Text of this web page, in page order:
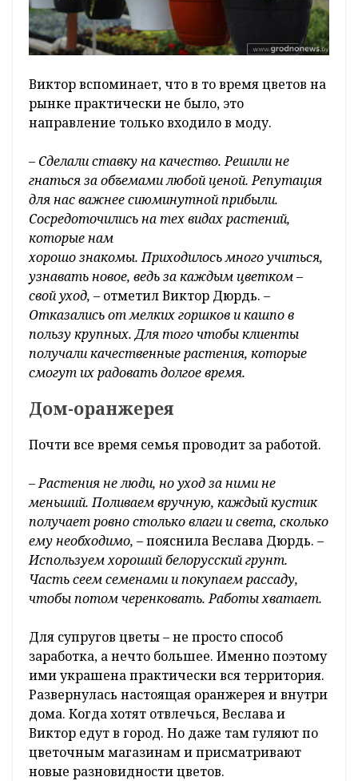
Виктор вспоминает, что в то время цветов на
рынке практически не было, это
направление только входило в моду.
– Сделали ставку на качество. Решили не
гнаться за объемами любой ценой. Репутация
для нас важнее сиюминутной прибыли.
Сосредоточились на тех видах растений,
которые нам
хорошо знакомы. Приходилось много учиться,
узнавать новое, ведь за каждым цветком –
свой уход, – отметил Виктор Дюрдь. –
Отказались от мелких горшков и кашпо в
пользу крупных. Для того чтобы клиенты
получали качественные растения, которые
смогут их радовать долгое время.
Дом-оранжерея
Почти все время семья проводит за работой.
– Растения не люди, но уход за ними не
меньший. Поливаем вручную, каждый кустик
получает ровно столько влаги и света, сколько
ему необходимо, – пояснила Веслава Дюрдь. –
Используем хороший белорусский грунт.
Часть сеем семенами и покупаем рассаду,
чтобы потом черенковать. Работы хватает.
Для супругов цветы – не просто способ
заработка, а нечто большее. Именно поэтому
ими украшена практически вся территория.
Развернулась настоящая оранжерея и внутри
дома. Когда хотят отвлечься, Веслава и
Виктор едут в город. Но даже там гуляют по
цветочным магазинам и присматривают
новые разновидности цветов.